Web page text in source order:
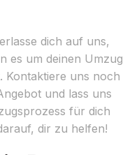
dich auf uns,
es um deinen Umzug
Kontaktiere uns noch
und lass uns
für dich
dir zu helfen!